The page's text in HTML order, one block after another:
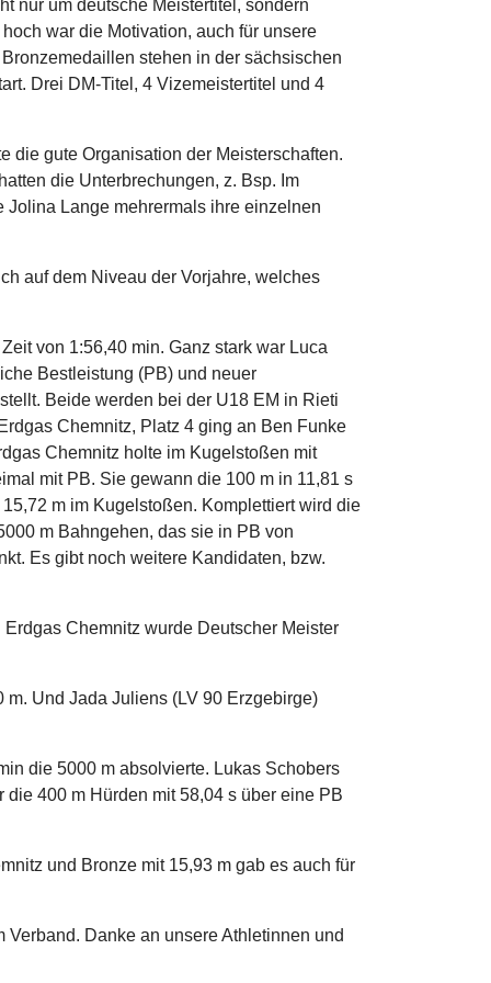
nur um deutsche Meistertitel, sondern
war die Motivation, auch für unsere
stehen in der sächsischen
Drei DM-Titel, 4 Vizemeistertitel und 4
die gute Organisation der Meisterschaften.
die Unterbrechungen, z. Bsp. Im
Lange mehrermals ihre einzelnen
auf dem Niveau der Vorjahre, welches
von 1:56,40 min. Ganz stark war Luca
Bestleistung (PB) und neuer
Beide werden bei der U18 EM in Rieti
Chemnitz, Platz 4 ging an Ben Funke
Chemnitz holte im Kugelstoßen mit
mit PB. Sie gewann die 100 m in 11,81 s
m im Kugelstoßen. Komplettiert wird die
m Bahngehen, das sie in PB von
Es gibt noch weitere Kandidaten, bzw.
Chemnitz wurde Deutscher Meister
Und Jada Juliens (LV 90 Erzgebirge)
die 5000 m absolvierte. Lukas Schobers
400 m Hürden mit 58,04 s über eine PB
und Bronze mit 15,93 m gab es auch für
Danke an unsere Athletinnen und